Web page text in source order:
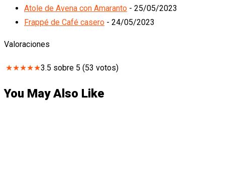
Atole de Avena con Amaranto - 25/05/2023
Frappé de Café casero - 24/05/2023
Valoraciones
★★★★★3.5 sobre 5 (53 votos)
You May Also Like